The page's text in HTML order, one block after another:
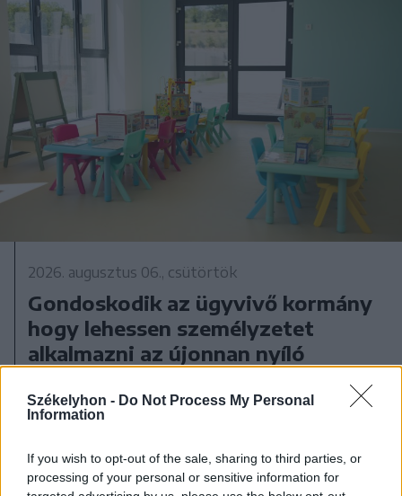
Székelyhon - Do Not Process My Personal
Information
If you wish to opt-out of the sale, sharing to third parties, or
processing of your personal or sensitive information for
2026. augusztus 06., csütörtök
Gondoskodik az ügyvivő kormány
hogy lehessen személyzetet
alkalmazni az újonnan nyíló